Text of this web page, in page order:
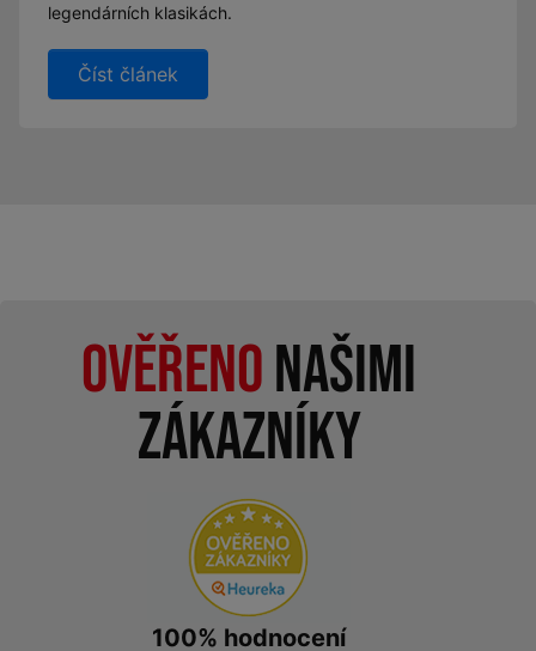
legendárních klasikách.
Číst článek
Ověřenonašimi
zákazníky
100% hodnocení